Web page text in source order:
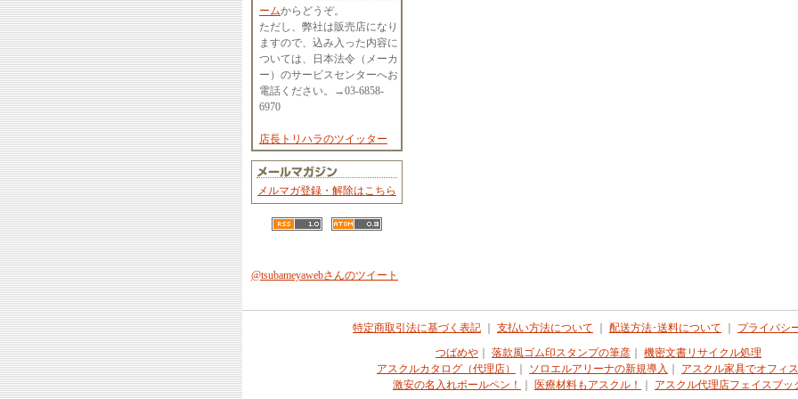
ームからどうぞ。
ただし、弊社は販売店になり
ますので、込み入った内容に
ついては、日本法令（メーカ
ー）のサービスセンターへお
電話ください。→03-6858-
6970
店長トリハラのツイッター
メルマガ登録・解除はこちら
@tsubameyawebさんのツイート
特定商取引法に基づく表記 支払い方法について 配送方法･送料について
プライバシ
つばめや
落款風ゴム印スタンプの筆彦
機密文書リサイクル処理
アスクルカタログ（代理店）
ソロエルアリーナの新規導入
アスクル家具でオフィ
激安の名入れボールペン！
医療材料もアスクル！ アスクル代理店フェイスブッ